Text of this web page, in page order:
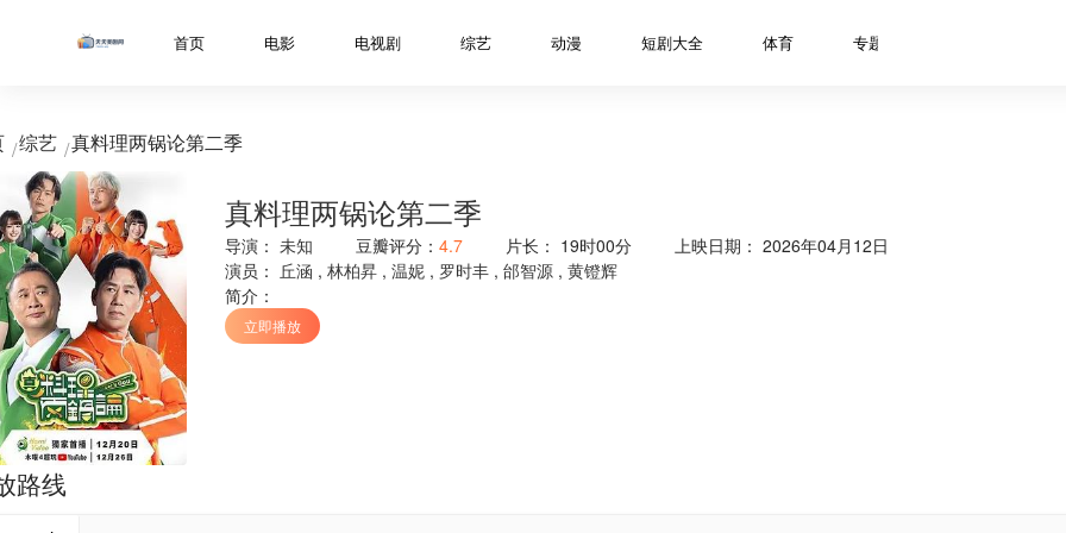
首页 电影 电视剧 综艺 动漫 短剧大全 体育 专题
综艺 真料理两锅论第二季
真料理两锅论第二季
导演： 未知 豆瓣评分： 4.7 片长： 19时00分
上映日期： 2026年04月12日
演员： 丘涵 , 林柏昇 , 温妮 , 罗时丰 , 邰智源 , 黄镫辉
简介：
立即播放
路线